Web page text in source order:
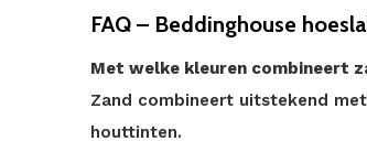
FAQ – Beddinghouse
Met welke kleuren combineert
Zand combineert uitstekend
houttinten.